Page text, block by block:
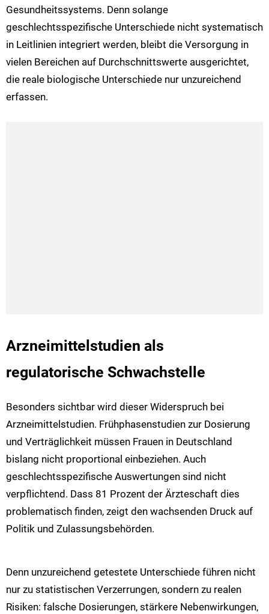
Gesundheitssystems. Denn solange
geschlechtsspezifische Unterschiede nicht systematisch
in Leitlinien integriert werden, bleibt die Versorgung in
vielen Bereichen auf Durchschnittswerte ausgerichtet,
die reale biologische Unterschiede nur unzureichend
erfassen.
Arzneimittelstudien als
regulatorische Schwachstelle
Besonders sichtbar wird dieser Widerspruch bei
Arzneimittelstudien. Frühphasenstudien zur Dosierung
und Verträglichkeit müssen Frauen in Deutschland
bislang nicht proportional einbeziehen. Auch
geschlechtsspezifische Auswertungen sind nicht
verpflichtend. Dass 81 Prozent der Ärzteschaft dies
problematisch finden, zeigt den wachsenden Druck auf
Politik und Zulassungsbehörden.
Denn unzureichend getestete Unterschiede führen nicht
nur zu statistischen Verzerrungen, sondern zu realen
Risiken: falsche Dosierungen, stärkere Nebenwirkungen,